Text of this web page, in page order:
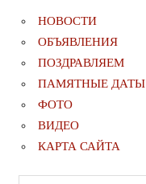
НОВОСТИ
ОБЪЯВЛЕНИЯ
ПОЗДРАВЛЯЕМ
ПАМЯТНЫЕ ДАТЫ
ФОТО
ВИДЕО
КАРТА САЙТА